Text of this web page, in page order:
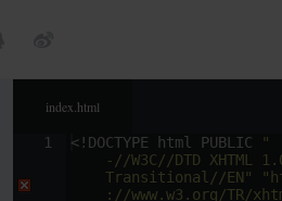
index.html
1 <! DOCTYPE html PUBLIC
"
-//W3C//DTD XHTML
Transitional//EN"
://www.w3.org/TR/